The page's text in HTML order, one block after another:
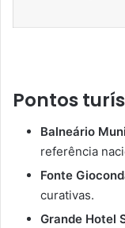
Pontos
Balneário
referência
Fonte
curativas.
Grande Hotel